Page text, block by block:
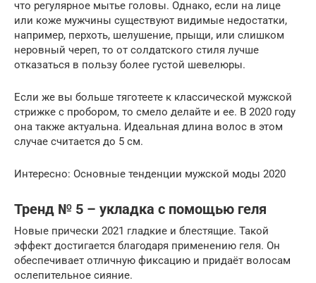
что регулярное мытье головы. Однако, если на лице
или коже мужчины существуют видимые недостатки,
например, перхоть, шелушение, прыщи, или слишком
неровный череп, то от солдатского стиля лучше
отказаться в пользу более густой шевелюры.
Если же вы больше тяготеете к классической мужской
стрижке с пробором, то смело делайте и ее. В 2020 году
она также актуальна. Идеальная длина волос в этом
случае считается до 5 см.
Интересно: Основные тенденции мужской моды 2020
Тренд № 5 – укладка с помощью геля
Новые прически 2021 гладкие и блестящие. Такой
эффект достигается благодаря применению геля. Он
обеспечивает отличную фиксацию и придаёт волосам
ослепительное сияние.